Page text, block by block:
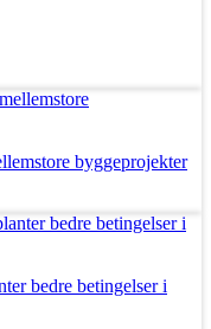
byggeprojekter
bedre betingelser i